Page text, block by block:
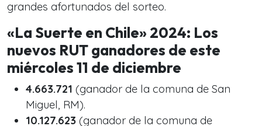
grandes afortunados del sorteo.
«La Suerte en Chile» 2024: Los
nuevos RUT ganadores de este
miércoles 11 de diciembre
4.663.721 (ganador de la comuna de San
Miguel, RM).
10.127.623 (ganador de la comuna de